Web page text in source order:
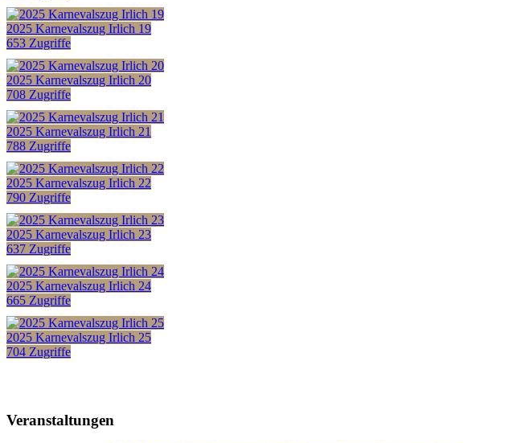
2025 Karnevalszug Irlich 19
653 Zugriffe
2025 Karnevalszug Irlich 20
708 Zugriffe
2025 Karnevalszug Irlich 21
788 Zugriffe
2025 Karnevalszug Irlich 22
790 Zugriffe
2025 Karnevalszug Irlich 23
637 Zugriffe
2025 Karnevalszug Irlich 24
665 Zugriffe
2025 Karnevalszug Irlich 25
704 Zugriffe
Veranstaltungen